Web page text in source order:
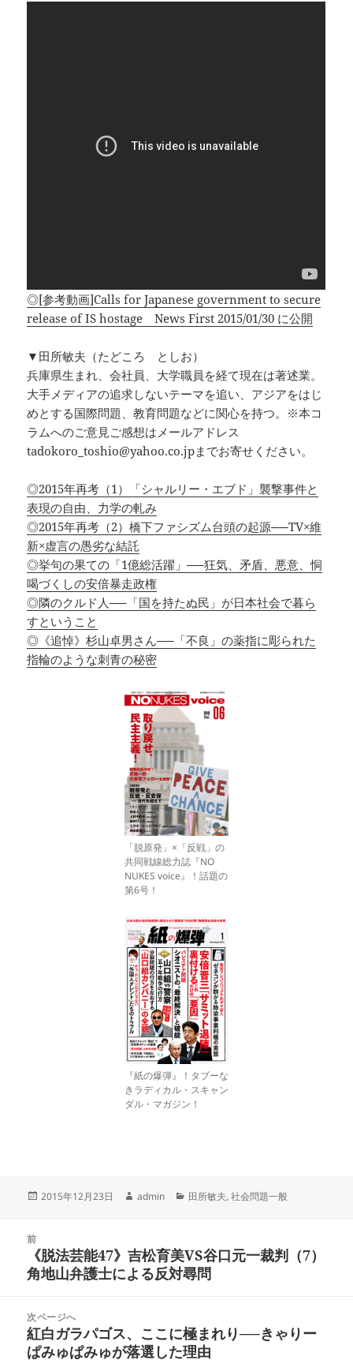
◎[参考動画]Calls for Japanese government to secure
release of IS hostage News First 2015/01/30 に公開
▼田所敏夫（たどころ としお）
兵庫県生まれ、会社員、大学職員を経て現在は著述業。
大手メディアの追求しないテーマを追い、アジアをはじ
めとする国際問題、教育問題などに関心を持つ。※本コ
ラムへのご意見ご感想はメールアドレス
tadokoro_toshio@yahoo.co.jpまでお寄せください。
◎2015年再考（1）「シャルリー・エブド」襲撃事件と
表現の自由、力学の軋み
◎2015年再考（2）橋下ファシズム台頭の起源──TV×維
新×虚言の愚劣な結託
◎挙句の果ての「1億総活躍」──狂気、矛盾、悪意、恫
喝づくしの安倍暴走政権
◎隣のクルド人──「国を持たぬ民」が日本社会で暮ら
すということ
◎《追悼》杉山卓男さん──「不良」の薬指に彫られた
指輪のような刺青の秘密
「脱原発」×「反戦」の
共同戦線総力誌『NO
NUKES voice』！話題の
第6号！
『紙の爆弾』！タブーな
きラディカル・スキャン
ダル・マガジン！
投
2015年12月23日
作
admin
カ
ー
田所敏夫,社会問題一般
前
前
の
稿:
《脱法芸能47》吉松育美VS谷口元一裁判（7）
角地山弁護士による反対尋問
次ページへ
次
の
紅白ガラパゴス、ここに極まれり──きゃりー
ぱみゅぱみゅが落選した理由